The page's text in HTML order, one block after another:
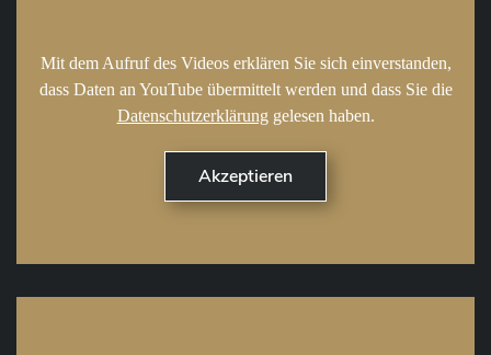
Mit dem Aufruf des Videos erklären Sie sich einverstanden,
dass Daten an YouTube übermittelt werden und dass Sie die
Datenschutzerklärung gelesen haben.